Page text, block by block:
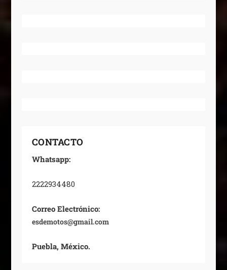
CONTACTO
Whatsapp:
2222934480
Correo Electrónico:
esdemotos@gmail.com
Puebla, México.